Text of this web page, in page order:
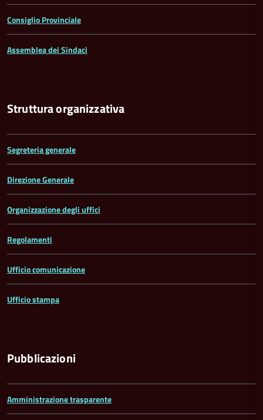
Consiglio Provinciale
Assemblea dei Sindaci
Struttura organizzativa
Segreteria generale
Direzione Generale
Organizzazione degli uffici
Regolamenti
Ufficio comunicazione
Ufficio stampa
Pubblicazioni
Amministrazione trasparente